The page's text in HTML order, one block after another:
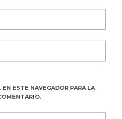
ESTE NAVEGADOR PARA LA